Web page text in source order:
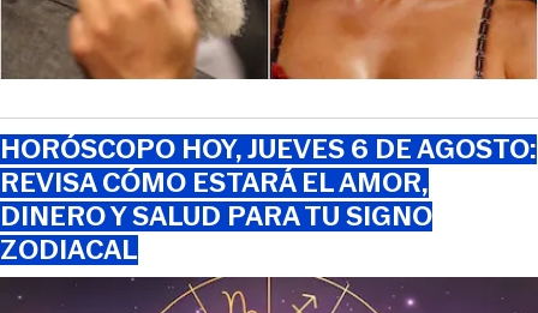
HORÓSCOPO HOY, JUEVES 6 DE AGOSTO:
REVISA CÓMO ESTARÁ EL AMOR,
DINERO Y SALUD PARA TU SIGNO
ZODIACAL